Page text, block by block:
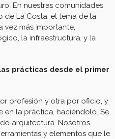
En nuestras comunidades
de La Costa, el tema de la
vez más importante,
la infraestructura, y la
prácticas desde el primer
profesión y otra por oficio, y
la práctica, haciéndolo. Se
arquitectura. Nosotros
y elementos que le